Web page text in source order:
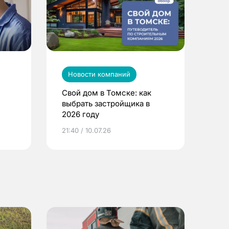
Новости компаний
Свой дом в Томске: как
выбрать застройщика в
2026 году
21:40 / 10.07.26